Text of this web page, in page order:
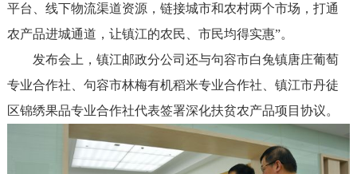
平台、线下物流渠道资源，链接城市和农村两个市场，打通
农产品进城通道，让镇江的农民、市民均得实惠”。
发布会上，镇江邮政分公司还与句容市白兔镇唐庄葡萄
专业合作社、句容市林梅有机稻米专业合作社、镇江市丹徒
区锦绣果品专业合作社代表签署深化扶贫农产品项目协议。